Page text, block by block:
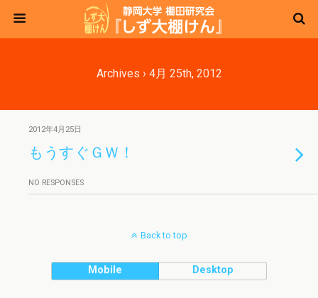
Archives › 4月 25th, 2012
2012年4月25日
もうすぐＧＷ！
NO RESPONSES
Back to top
Mobile Desktop